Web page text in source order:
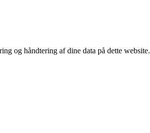
og håndtering af dine data på dette website.